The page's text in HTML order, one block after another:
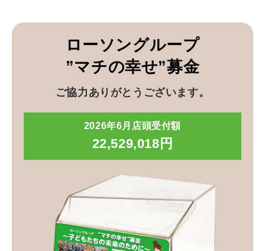
ローソングループ
”マチの幸せ”募金
ご協力ありがとうございます。
2026年6月店頭受付額
22,529,018円